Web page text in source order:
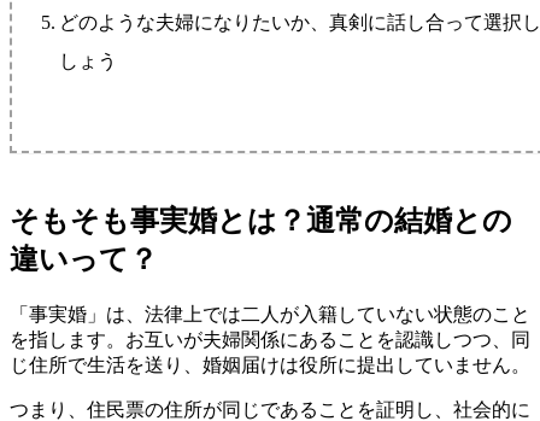
どのような夫婦になりたいか、真剣に話し合って選択
しょう
そもそも事実婚とは？通常の結婚との
違いって？
「事実婚」は、法律上では二人が入籍していない状態のこと
を指します。お互いが夫婦関係にあることを認識しつつ、同
じ住所で生活を送り、婚姻届けは役所に提出していません。
つまり、住民票の住所が同じであることを証明し、社会的に